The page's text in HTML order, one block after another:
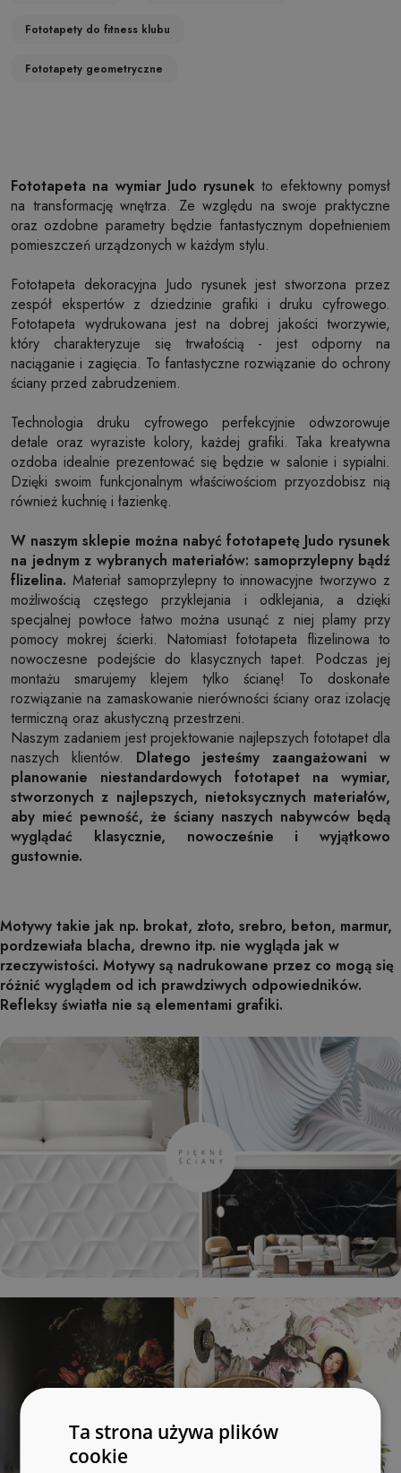
Fototapety do fitness klubu
Fototapety geometryczne
Fototapeta na wymiar Judo rysunekto efektowny pomysł
na transformację wnętrza. Ze względu na swoje praktyczne
oraz ozdobne parametry będzie fantastycznym dopełnieniem
pomieszczeń urządzonych w każdym stylu.
Fototapeta dekoracyjna Judo rysunek jest stworzona przez
zespół ekspertów z dziedzinie grafiki i druku cyfrowego.
Fototapeta wydrukowana jest na dobrej jakości tworzywie,
który charakteryzuje się trwałością - jest odporny na
naciąganie i zagięcia. To fantastyczne rozwiązanie do ochrony
ściany przed zabrudzeniem.
Technologia druku cyfrowego perfekcyjnie odwzorowuje
detale oraz wyraziste kolory, każdej grafiki. Taka kreatywna
ozdoba idealnie prezentować się będzie w salonie i sypialni.
Dzięki swoim funkcjonalnym właściwościom przyozdobisz nią
również kuchnię i łazienkę.
W naszym sklepie można nabyć fototapetę Judo rysunek
na jednym z wybranych materiałów: samoprzylepny bądź
flizelina. Materiał samoprzylepny to innowacyjne tworzywo z
możliwością częstego przyklejania i odklejania, a dzięki
specjalnej powłoce łatwo można usunąć z niej plamy przy
pomocy mokrej ścierki. Natomiast fototapeta flizelinowa to
nowoczesne podejście do klasycznych tapet. Podczas jej
montażu smarujemy klejem tylko ścianę! To doskonałe
rozwiązanie na zamaskowanie nierówności ściany oraz izolację
termiczną oraz akustyczną przestrzeni.
Naszym zadaniem jest projektowanie najlepszych fototapet dla
naszych klientów. Dlatego jesteśmy zaangażowani w
planowanie niestandardowych fototapet na wymiar,
stworzonych z najlepszych, nietoksycznych materiałów,
aby mieć pewność, że ściany naszych nabywców będą
wyglądać klasycznie, nowocześnie i wyjątkowo
gustownie.
Motywy takie jak np. brokat, złoto, srebro, beton, marmur,
pordzewiała blacha, drewno itp. nie wygląda jak w
rzeczywistości. Motywy są nadrukowane przez co mogą się
różnić wyglądem od ich prawdziwych odpowiedników.
Refleksy światła nie są elementami grafiki.
Ta strona używa plików
cookie